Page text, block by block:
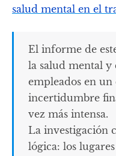
salud mental en el
El informe de
la salud mental y
empleados en
incertidumbre
vez más intensa.
La investigación
lógica: los